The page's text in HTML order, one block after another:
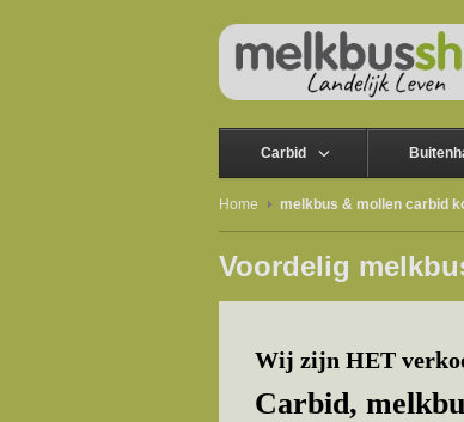
Carbid
Home melkbus & mollen carbid
Voordelig
Wij zijn HET
Carbid,